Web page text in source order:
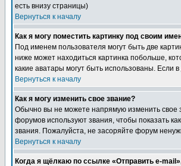
есть внизу страницы)
Вернуться к началу
Как я могу поместить картинку под своим
Под именем пользователя могут быть две
ниже может находиться картинка побольше,
какие аватары могут быть использованы.
Вернуться к началу
Как я могу изменить свое звание?
Обычно вы не можете напрямую изменить свое
форумов используют звания, чтобы показать
звания. Пожалуйста, не засоряйте форум
Вернуться к началу
Когда я щёлкаю по ссылке «Отправить e-